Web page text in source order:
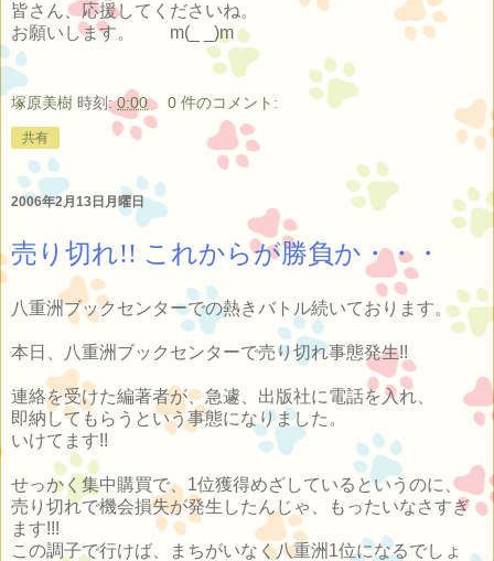
皆さん、応援してくださいね。
お願いします。 m(_ _)m
塚原美樹 時刻:0:00 0 件のコメント:
共有
2006年2月13日月曜日
売り切れ!! これからが勝負か・・・
八重洲ブックセンターでの熱きバトル続いております。
本日、八重洲ブックセンターで売り切れ事態発生!!
連絡を受けた編著者が、急遽、出版社に電話を入れ、
即納してもらうという事態になりました。
いけてます!!
せっかく集中購買で、1位獲得めざしているというのに、
売り切れで機会損失が発生したんじゃ、もったいなさすぎ
ます!!!
この調子で行けば、まちがいなく八重洲1位になるでしょ